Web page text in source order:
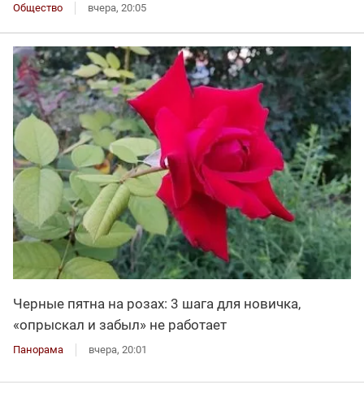
Общество вчера, 20:05
Черные пятна на розах: 3 шага для новичка,
«опрыскал и забыл» не работает
Панорама вчера, 20:01